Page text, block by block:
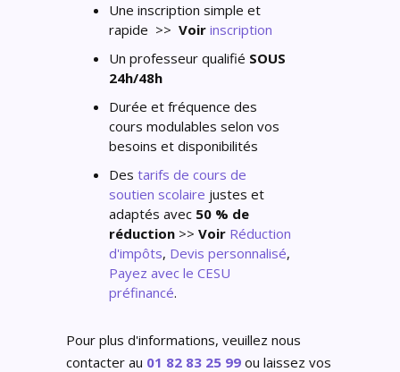
Une inscription simple et
rapide >> Voir inscription
Un professeur qualifié SOUS
24h/48h
Durée et fréquence des
cours modulables selon vos
besoins et disponibilités
Des tarifs de cours de
soutien scolaire justes et
adaptés avec 50 % de
réduction >> Voir Réduction
d'impôts, Devis personnalisé,
Payez avec le CESU
préfinancé.
Pour plus d'informations, veuillez nous
contacter au 01 82 83 25 99 ou laissez vos